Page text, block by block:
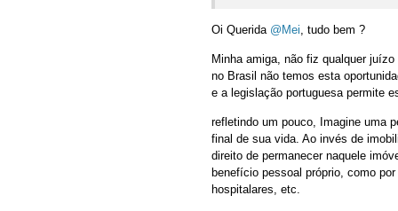
Oi Querida @Mei, tudo bem ?
Minha amiga, não fiz qualquer
no Brasil não temos esta
e a legislação portuguesa permite
refletindo um pouco, Imagine uma
final de sua vida. Ao invés de
direito de permanecer naquele
benefício pessoal próprio, como
hospitalares, etc.